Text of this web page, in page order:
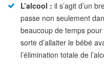
L’alcool : il s’agit d’un
passe non seulement
beaucoup de temps
sorte d’allaiter le bébé
l’élimination totale de